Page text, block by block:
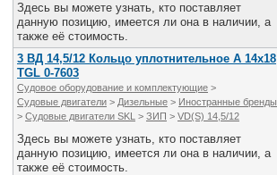
Здесь вы можете узнать, кто поставляет
данную позицию, имеется ли она в наличии, а
также её стоимость.
3 ВД 14,5/12 Кольцо уплотнительное А 14x18
TGL 0-7603
Судовое оборудование и комплектующие >
Судовые двигатели > Дизельные > Иностранные бренды
> Судовые двигатели SKL > ЗИП > VD(S) 14,5/12
Здесь вы можете узнать, кто поставляет
данную позицию, имеется ли она в наличии, а
также её стоимость.